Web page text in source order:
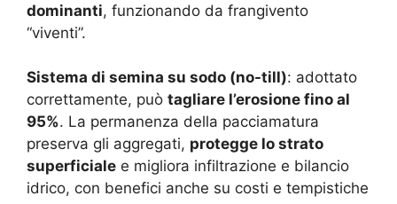
dominanti, funzionando da frangivento
“viventi”.
Sistema di semina su sodo (no-till): adottato
correttamente, può tagliare l’erosione fino al
95%. La permanenza della pacciamatura
preserva gli aggregati, protegge lo strato
superficiale e migliora infiltrazione e bilancio
idrico, con benefici anche su costi e tempistiche